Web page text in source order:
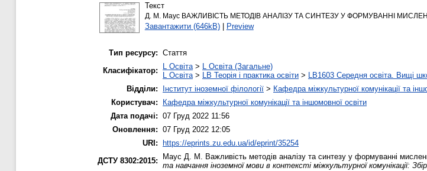
Текст
Д. М. Маус ВАЖЛИВІСТЬ МЕТОДІВ АНАЛІЗУ ТА СИНТЕЗУ У ФОРМУВАННІ
Завантажити (646kB)| Preview
Тип ресурсу: Стаття
Класифікатор:
L Освіта> L Освіта (Загальне)
L Освіта> LB Теорія і практика освіти > LB1603 Середня освіта. Вищі
Відділи:
Інститут іноземної філології > Кафедра міжкультурної комунікації та
Користувач:
Кафедра міжкультурної комунікації та іншомовної освіти
Дата подачі: 07 Груд 2022 11:56
Оновлення: 07 Груд 2022 12:05
URI:
https://eprints.zu.edu.ua/id/eprint/35254
ДСТУ 8302:2015:
Маус Д. М. Важливість методів аналізу та синтезу у формуванні
та навчання іноземної мови в контексті міжкультурної комунікації: